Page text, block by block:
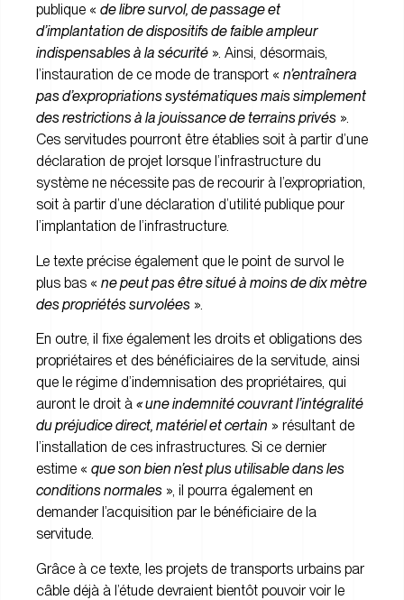
publique « de libre survol, de passage et
d’implantation de dispositifs de faible ampleur
indispensables à la sécurité ». Ainsi, désormais,
l’instauration de ce mode de transport « n’entraînera
pas d’expropriations systématiques mais simplement
des restrictions à la jouissance de terrains privés ».
Ces servitudes pourront être établies soit à partir d’une
déclaration de projet lorsque l’infrastructure du
système ne nécessite pas de recourir à l’expropriation,
soit à partir d’une déclaration d’utilité publique pour
l’implantation de l’infrastructure.
Le texte précise également que le point de survol le
plus bas « ne peut pas être situé à moins de dix mètre
des propriétés survolées ».
En outre, il fixe également les droits et obligations des
propriétaires et des bénéficiaires de la servitude, ainsi
que le régime d’indemnisation des propriétaires, qui
auront le droit à « une indemnité couvrant l’intégralité
du préjudice direct, matériel et certain » résultant de
l’installation de ces infrastructures. Si ce dernier
estime « que son bien n’est plus utilisable dans les
conditions normales », il pourra également en
demander l’acquisition par le bénéficiaire de la
servitude.
Grâce à ce texte, les projets de transports urbains par
câble déjà à l’étude devraient bientôt pouvoir voir le